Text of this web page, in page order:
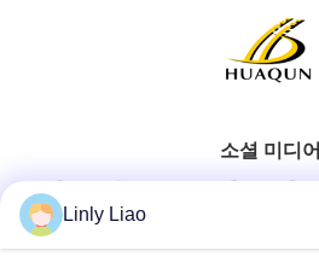
소셜 미디어
Linly Liao